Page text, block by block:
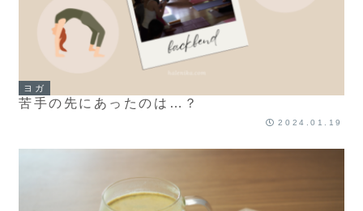
ヨガ
苦手の先にあったのは…？
2024.01.19